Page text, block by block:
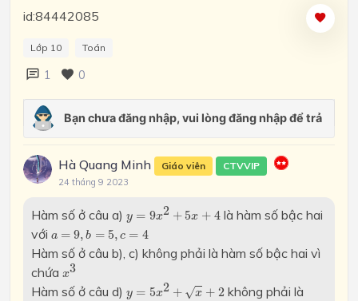
id:84442085
Lớp 10 Toán
1 0
Hà Quang Minh Giáo viên CTVVIP
24 tháng 9 2023
Hàm số ở câu a) y = 9x2 + 5x + 4
2+
là hàm số bậc hai
với a = 9, b = 5, c = 4
a 9,b = = 4
Hàm số ở câu b), c) không phải là hàm số bậc hai vì
chứa x3
x3
Hàm số ở câu d) y = 5x2 + √x + 2
2+ 2
không phải là